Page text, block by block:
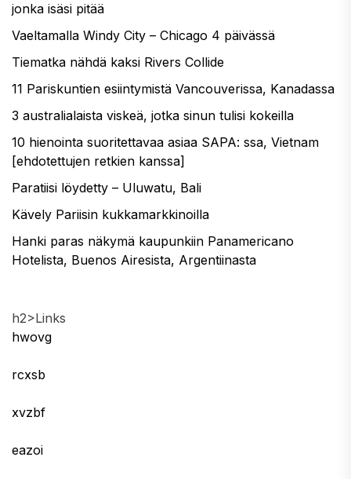
jonka isäsi pitää
Vaeltamalla Windy City – Chicago 4 päivässä
Tiematka nähdä kaksi Rivers Collide
11 Pariskuntien esiintymistä Vancouverissa, Kanadassa
3 australialaista viskeä, jotka sinun tulisi kokeilla
10 hienointa suoritettavaa asiaa SAPA: ssa, Vietnam
[ehdotettujen retkien kanssa]
Paratiisi löydetty – Uluwatu, Bali
Kävely Pariisin kukkamarkkinoilla
Hanki paras näkymä kaupunkiin Panamericano
Hotelista, Buenos Airesista, Argentiinasta
h2>Links
hwovg
rcxsb
xvzbf
eazoi